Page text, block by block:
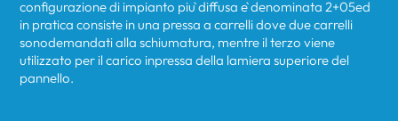
configurazione di impianto più diffusa è denominata 2+05ed
in pratica consiste in una pressa a carrelli dove due carrelli
sonodemandati alla schiumatura, mentre il terzo viene
utilizzato per il carico inpressa della lamiera superiore del
pannello.